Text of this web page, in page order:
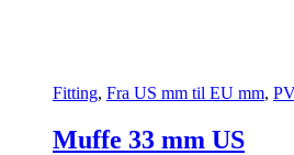
Fitting, Fra US mm til EU mm,
Muffe 33 mm US